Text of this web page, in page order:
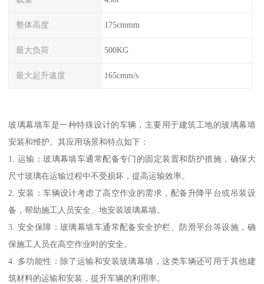
整体高度 175cmmm
最大负荷 500KG
最大起升速度 165cmm/s
玻璃幕墙车是一种特殊设计的车辆，主要用于建筑工地的玻璃幕墙
安装和维护。其应用场景和特点如下：
1. 运输：玻璃幕墙车通常配备专门的固定装置和防护措施，确保大
尺寸玻璃在运输过程中不受损坏，提高运输效率。
2. 安装：车辆设计考虑了高空作业的需求，配备升降平台或吊装设
备，帮助施工人员安全、地安装玻璃幕墙。
3. 安全保障：玻璃幕墙车通常配备安全护栏、防滑平台等设施，确
保施工人员在高空作业时的安全。
4. 多功能性：除了运输和安装玻璃幕墙，这类车辆还可用于其他建
筑材料的运输和安装，提升车辆的利用率。